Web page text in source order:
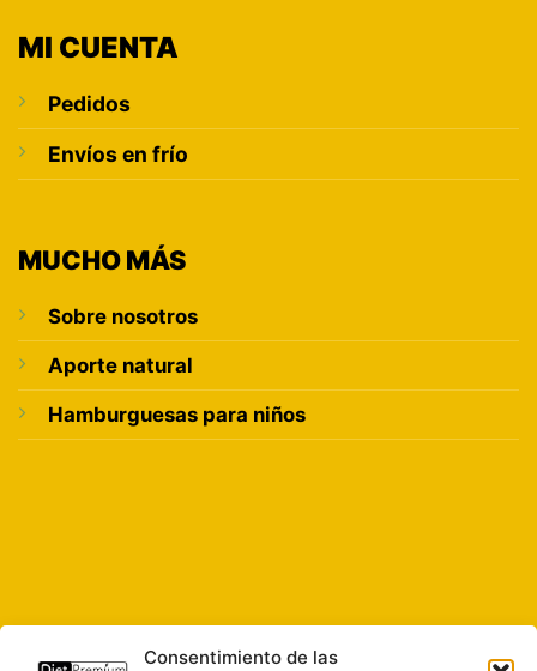
Consentimiento de las
MI CUENTA
Pedidos
Envíos en frío
MUCHO MÁS
Sobre nosotros
Aporte natural
Hamburguesas para niños